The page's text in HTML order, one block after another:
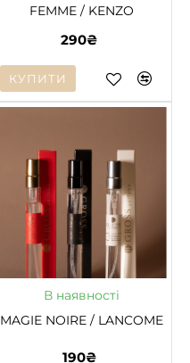
FEMME / KENZO
290₴
КУПИТИ
В наявності
MAGIE NOIRE / LANCOME
190₴